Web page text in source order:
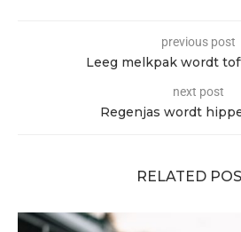
previous post
Leeg melkpak wordt
next post
Regenjas wordt
RELATED